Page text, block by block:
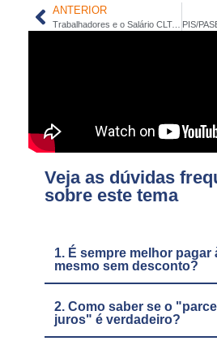
ANTERIOR
Trabalhadores e o Salário CLT: Superando Desafios Financeiros em 2026
Veja as dúvidas
sobre este tema
1. É sempre melhor pagar
mesmo sem desconto?
2. Como saber se o
juros" é verdadeiro?